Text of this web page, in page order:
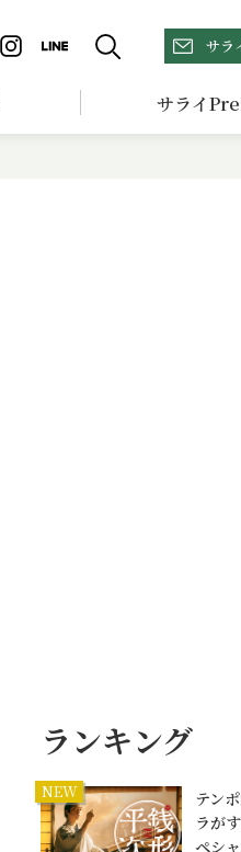
サラ
サライ
ランキング
NEW
テン
ラが
ペシ